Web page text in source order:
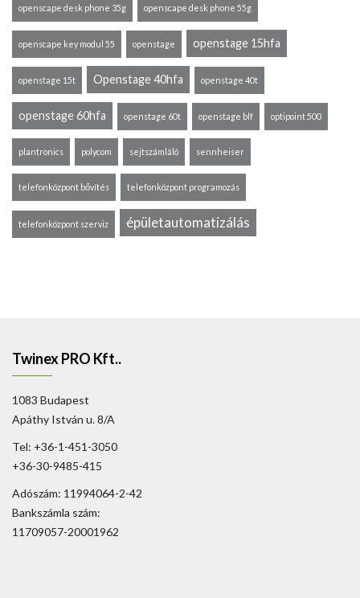
openscape desk phone 35g openscape desk phone 55g
openscape key modul 55 openstage openstage 15hfa
openstage 15t Openstage 40hfa openstage 40t
openstage 60hfa openstage 60t openstage blf optipoint 500
plantronics polycom sejtszámláló sennheiser
telefonközpont bővítés telefonközpont programozás
telefonközpont szerviz épületautomatizálás
Twinex PRO Kft..
1083 Budapest
Apáthy István u. 8/A
Tel: +36-1-451-3050
+36-30-9485-415
Adószám: 11994064-2-42
Bankszámla szám:
11709057-20001962